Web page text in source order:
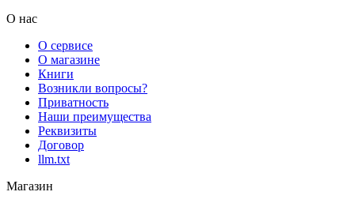
О нас
О сервисе
О магазине
Книги
Возникли вопросы?
Приватность
Наши преимущества
Реквизиты
Договор
llm.txt
Магазин